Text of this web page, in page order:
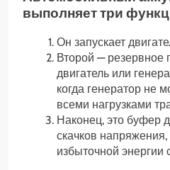
выполняет три
Он запускает
Второй — резервное
двигатель или
когда генератор не
всеми нагрузками
Наконец, это буфер
скачков
избыточной энергии